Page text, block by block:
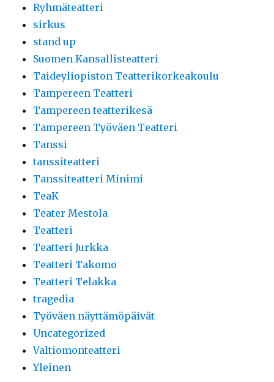
Ryhmäteatteri
sirkus
stand up
Suomen Kansallisteatteri
Taideyliopiston Teatterikorkeakoulu
Tampereen Teatteri
Tampereen teatterikesä
Tampereen Työväen Teatteri
Tanssi
tanssiteatteri
Tanssiteatteri Minimi
TeaK
Teater Mestola
Teatteri
Teatteri Jurkka
Teatteri Takomo
Teatteri Telakka
tragedia
Työväen näyttämöpäivät
Uncategorized
Valtiomonteatteri
Yleinen